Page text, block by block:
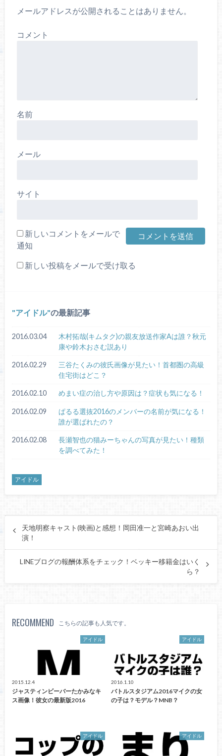
き
ま
メールアドレスが公開されることはありません。
コメント
名前
メール
サイト
新しいコメントをメールで
通知
新しい投稿をメールで受け取る
アイドル の最新記事
2016.03.04
木村拓哉(キムタク)の親友放送作家Aは誰？秋元
康や鈴木おさむ説あり
2016.02.29
三谷たくみの彼氏画像が見たい！首都圏の高級
住宅街はどこ？
2016.02.10 めまい症の治し方や原因は？症状も気になる！
2016.02.09
ぱるる選抜2016のメンバーの名前が気になる！
誰が選ばれたの？
2016.02.08
長瀬智也の猫みーちゃんの写真が見たい！種類
を調べてみた！
アイドル
天地明察キャスト(映画)と感想！岡田准一と宮崎あおい出
演！
LINEブログの報酬体系をチェック！ベッキー移籍金はいく
ら？
RECOMMEND こちらの記事も人気です。
アイドル
2015.12.4
ジャスティンビーバーたかみなキ
ス画像！彼女の最新版2016
アイドル
2016.1.10
バトルスタジアム2016マイクの女
の子は？モデル？MNB？
アイドル アイドル